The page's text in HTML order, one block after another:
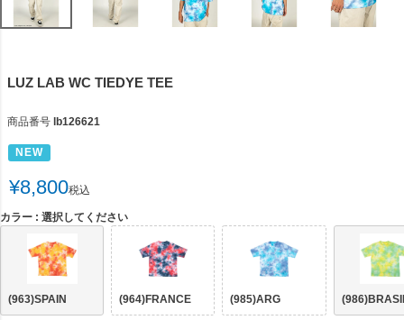
LUZ LAB WC TIEDYE TEE
商品番号 lb126621
NEW
¥8,800税込
カラー 選択してください
(963)SPAIN (964)FRANCE (985)ARG